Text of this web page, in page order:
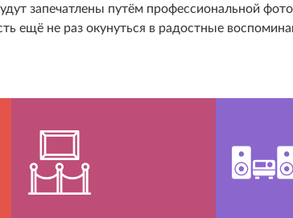
запечатлены путём профессиональной
ещё не раз окунуться в радостные